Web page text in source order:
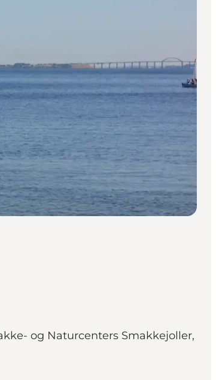
og Naturcenters Smakkejoller,